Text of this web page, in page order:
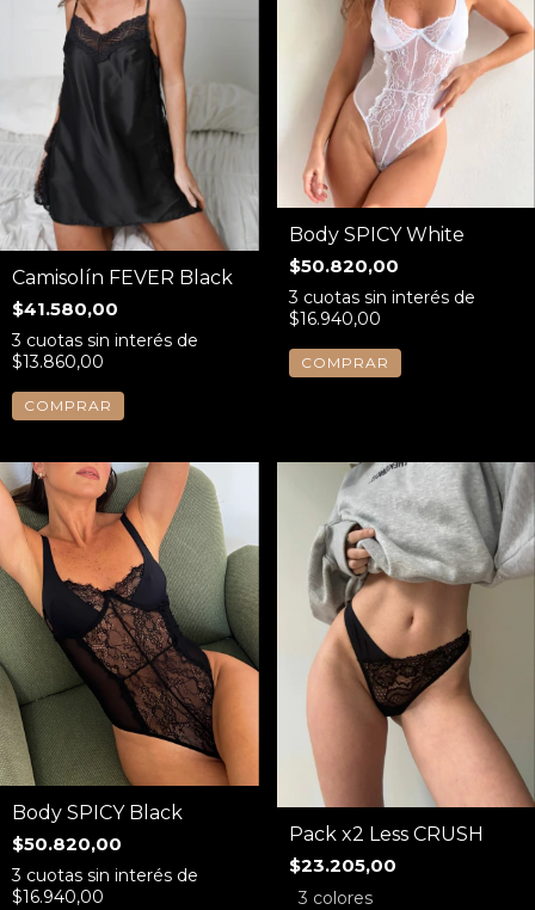
Camisolín FEVER Black
$41.580,00
3 cuotas sin interés de
$13.860,00
COMPRAR
Body SPICY White
$50.820,00
3 cuotas sin interés de
$16.940,00
COMPRAR
Body SPICY Black
$50.820,00
3 cuotas sin interés de
$16.940,00
Pack x2 Less CRUSH
$23.205,00
3 colores